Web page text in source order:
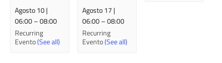
Agosto 10 |
06:00–08:00
Recurring
Evento(See all)
Agosto 17 |
06:00–08:00
Recurring
Evento(See all)